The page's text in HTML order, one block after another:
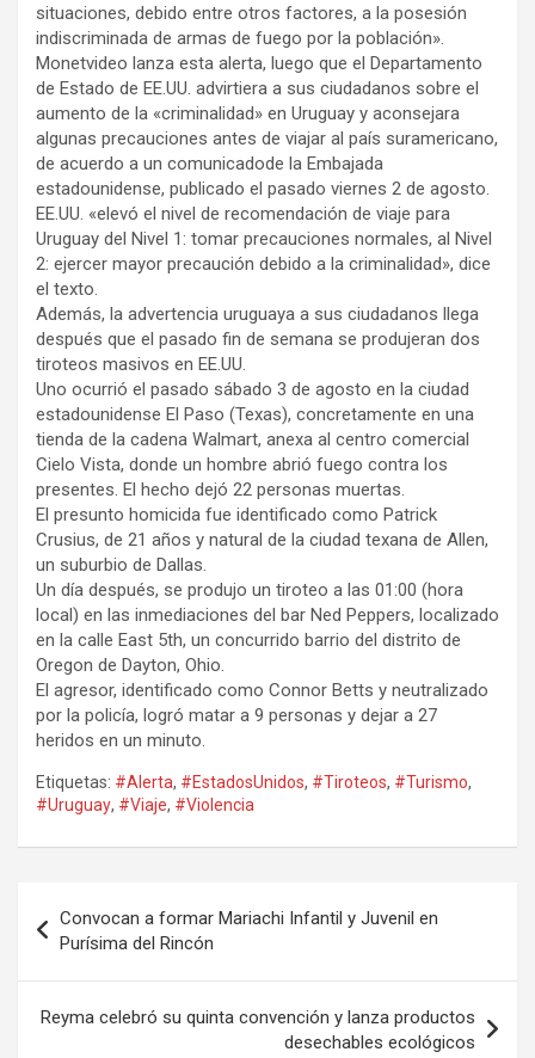
situaciones, debido entre otros factores, a la posesión
indiscriminada de armas de fuego por la población».
Monetvideo lanza esta alerta, luego que el Departamento
de Estado de EE.UU. advirtiera a sus ciudadanos sobre el
aumento de la «criminalidad» en Uruguay y aconsejara
algunas precauciones antes de viajar al país suramericano,
de acuerdo a un comunicadode la Embajada
estadounidense, publicado el pasado viernes 2 de agosto.
EE.UU. «elevó el nivel de recomendación de viaje para
Uruguay del Nivel 1: tomar precauciones normales, al Nivel
2: ejercer mayor precaución debido a la criminalidad», dice
el texto.
Además, la advertencia uruguaya a sus ciudadanos llega
después que el pasado fin de semana se produjeran dos
tiroteos masivos en EE.UU.
Uno ocurrió el pasado sábado 3 de agosto en la ciudad
estadounidense El Paso (Texas), concretamente en una
tienda de la cadena Walmart, anexa al centro comercial
Cielo Vista, donde un hombre abrió fuego contra los
presentes. El hecho dejó 22 personas muertas.
El presunto homicida fue identificado como Patrick
Crusius, de 21 años y natural de la ciudad texana de Allen,
un suburbio de Dallas.
Un día después, se produjo un tiroteo a las 01:00 (hora
local) en las inmediaciones del bar Ned Peppers, localizado
en la calle East 5th, un concurrido barrio del distrito de
Oregon de Dayton, Ohio.
El agresor, identificado como Connor Betts y neutralizado
por la policía, logró matar a 9 personas y dejar a 27
heridos en un minuto.
Etiquetas: #Alerta, #EstadosUnidos, #Tiroteos, #Turismo,
#Uruguay, #Viaje, #Violencia
de
entradas
Convocan a formar Mariachi Infantil y Juvenil en
Purísima del Rincón
Reyma celebró su quinta convención y lanza productos
desechables ecológicos